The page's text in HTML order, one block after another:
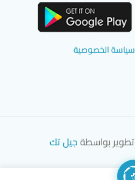
سياسة الخصوصية
جيل تك